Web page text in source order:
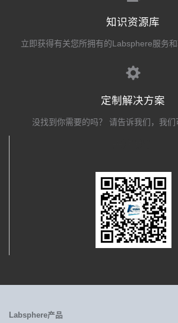
知识资源库
立即获得有关您所拥有的Labsphere服务和
定制解决方案
没找到你需要的吗？ 请告诉我们，我们
Labsphere产品